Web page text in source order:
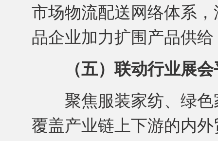
市场物流配送网络体系
品企业加力扩围产品供
（五）联动行业展
聚焦服装家纺、绿色
覆盖产业链上下游的内